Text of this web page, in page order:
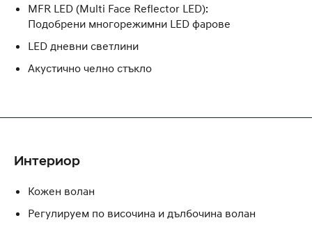
MFR LED (Multi Face Reflector LED):
Подобрени многорежимни LED фарове
LED дневни светлини
Акустично челно стъкло
Интериор
Кожен волан
Регулируем по височина и дълбочина волан